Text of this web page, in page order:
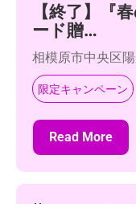
【終了】『
ード贈…
相模原市中央区
限定キャンペーン
Read More